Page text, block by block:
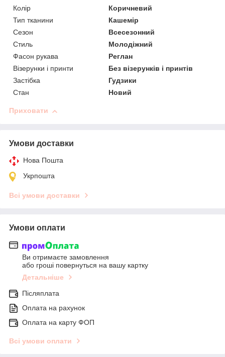
Колір
Коричневий
Тип тканини
Кашемір
Сезон
Всесезонний
Стиль
Молодіжний
Фасон рукава
Реглан
Візерунки і принти
Без візерунків і принтів
Застібка
Гудзики
Стан
Новий
Приховати
Умови доставки
Нова Пошта
Укрпошта
Всі умови доставки
Умови оплати
Ви отримаєте замовлення
або гроші повернуться на вашу картку
Детальніше
Післяплата
Оплата на рахунок
Оплата на карту ФОП
Всі умови оплати